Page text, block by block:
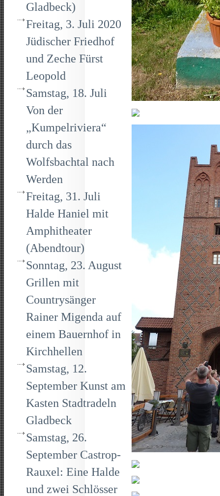
Gladbeck)
Freitag, 3. Juli 2020
Jüdischer Friedhof
und Zeche Fürst
Leopold
Samstag, 18. Juli
Von der
„Kumpelriviera“
durch das
Wolfsbachtal nach
Werden
Freitag, 31. Juli
Halde Haniel mit
Amphitheater
(Abendtour)
Sonntag, 23. August
Grillen mit
Countrysänger
Rainer Migenda auf
einem Bauernhof in
Kirchhellen
Samstag, 12.
September Kunst am
Kasten Stadtradeln
Gladbeck
Samstag, 26.
September Castrop-
Rauxel: Eine Halde
und zwei Schlösser